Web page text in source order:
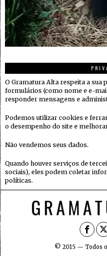
O Gramatura Alta respeita a sua
formulários (como nome e e-
responder mensagens e
Podemos utilizar cookies e
o desempenho do site e
Não vendemos seus dados.
Quando houver serviços de
sociais), eles podem coletar
políticas.
© 2015 — Todos